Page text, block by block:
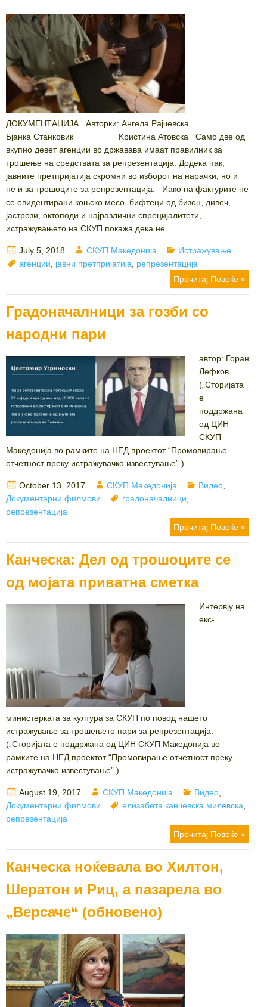
ДОКУМЕНТАЦИЈА Авторки: Ангела Рајчевска
Бјанка Станковиќ Kристина Атовска Само две од
вкупно девет агенции во државава имаат правилник за
трошење на средствата за репрезентација. Додека пак,
јавните претпријатија скромни во изборот на нарачки, но и
не и за трошоците за репрезентација. Иако на фактурите не
се евидентирани коњско месо, бифтеци од бизон, дивеч,
јастрози, октоподи и најразлични спрецијалитети,
истражувањето на СКУП покажа дека не...
Posted
on
July 5, 2018 Author
СКУП Македонија Categories
Истражување
Tags
агенции јавни претпријатија
репрезентација
Прочитај Повеќе »
Градоначалници за гозби со
народни пари
автор: Горан
Лефков
(„Сторијата
е
поддржана
од ЦИН
СКУП
Македонија во рамките на НЕД проектот “Промовирање
отчетност преку истражувачко известување”.)
Posted
on
October 13, 2017 Author
СКУП Македонија Categories
Видео
Документарни филмови
Tags
градоначалници
репрезентација
Прочитај Повеќе »
Канческа: Дел од трошоците се
од мојата приватна сметка
Интервју на
екс-
министерката за култура за СКУП по повод нашето
истражување за трошењето пари за репрезентација.
(„Сторијата е поддржана од ЦИН СКУП Македонија во
рамките на НЕД проектот “Промовирање отчетност преку
истражувачко известување”.)
Posted
on
August 19, 2017 Author
СКУП Македонија Categories
Видео
Документарни филмови
Tags
елизабета канчевска милевска
репрезентација
Прочитај Повеќе »
Канческа ноќевала во Хилтон,
Шератон и Риц, а пазарела во
„Версаче“ (обновено)